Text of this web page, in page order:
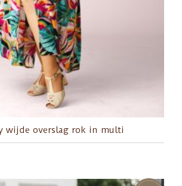
wijde overslag rok in multi